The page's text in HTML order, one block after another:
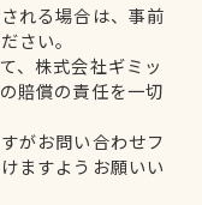
れる場合は、事前
さい。
、株式会社ギミッ
賠償の責任を一切
がお問い合わせフ
ますようお願いい